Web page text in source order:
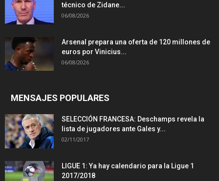
técnico de Zidane...
06/08/2026
Arsenal prepara una oferta de 120 millones de
euros por Vinicius...
06/08/2026
MENSAJES POPULARES
SELECCIÓN FRANCESA: Deschamps revela la
lista de jugadores ante Gales y...
02/11/2017
LIGUE 1: Ya hay calendario para la Ligue 1
2017/2018